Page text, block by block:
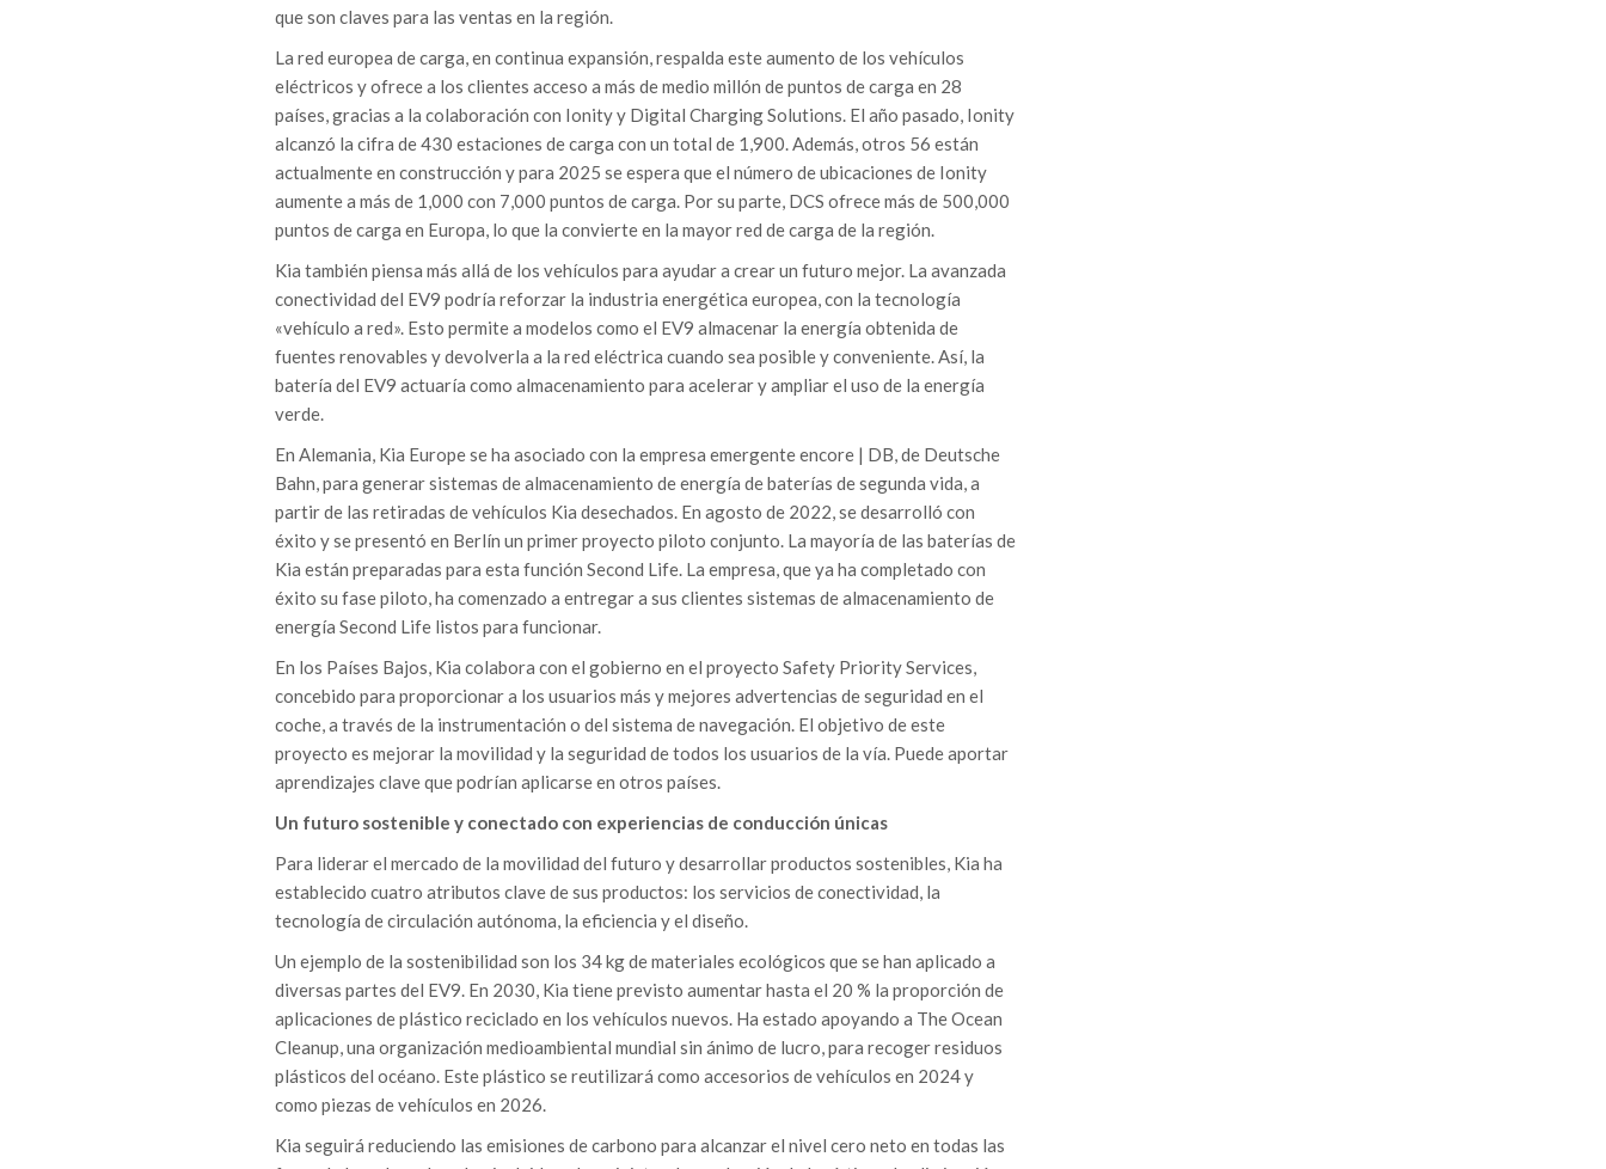
que son claves para las ventas en la región.
La red europea de carga, en continua expansión, respalda este aumento de los vehículos
eléctricos y ofrece a los clientes acceso a más de medio millón de puntos de carga en 28
países, gracias a la colaboración con Ionity y Digital Charging Solutions. El año pasado, Ionity
alcanzó la cifra de 430 estaciones de carga con un total de 1,900. Además, otros 56 están
actualmente en construcción y para 2025 se espera que el número de ubicaciones de Ionity
aumente a más de 1,000 con 7,000 puntos de carga. Por su parte, DCS ofrece más de 500,000
puntos de carga en Europa, lo que la convierte en la mayor red de carga de la región.
Kia también piensa más allá de los vehículos para ayudar a crear un futuro mejor. La avanzada
conectividad del EV9 podría reforzar la industria energética europea, con la tecnología
«vehículo a red». Esto permite a modelos como el EV9 almacenar la energía obtenida de
fuentes renovables y devolverla a la red eléctrica cuando sea posible y conveniente. Así, la
batería del EV9 actuaría como almacenamiento para acelerar y ampliar el uso de la energía
verde.
En Alemania, Kia Europe se ha asociado con la empresa emergente encore | DB, de Deutsche
Bahn, para generar sistemas de almacenamiento de energía de baterías de segunda vida, a
partir de las retiradas de vehículos Kia desechados. En agosto de 2022, se desarrolló con
éxito y se presentó en Berlín un primer proyecto piloto conjunto. La mayoría de las baterías de
Kia están preparadas para esta función Second Life. La empresa, que ya ha completado con
éxito su fase piloto, ha comenzado a entregar a sus clientes sistemas de almacenamiento de
energía Second Life listos para funcionar.
En los Países Bajos, Kia colabora con el gobierno en el proyecto Safety Priority Services,
concebido para proporcionar a los usuarios más y mejores advertencias de seguridad en el
coche, a través de la instrumentación o del sistema de navegación. El objetivo de este
proyecto es mejorar la movilidad y la seguridad de todos los usuarios de la vía. Puede aportar
aprendizajes clave que podrían aplicarse en otros países.
Un futuro sostenible y conectado con experiencias de conducción únicas
Para liderar el mercado de la movilidad del futuro y desarrollar productos sostenibles, Kia ha
establecido cuatro atributos clave de sus productos: los servicios de conectividad, la
tecnología de circulación autónoma, la eficiencia y el diseño.
Un ejemplo de la sostenibilidad son los 34 kg de materiales ecológicos que se han aplicado a
diversas partes del EV9. En 2030, Kia tiene previsto aumentar hasta el 20 % la proporción de
aplicaciones de plástico reciclado en los vehículos nuevos. Ha estado apoyando a The Ocean
Cleanup, una organización medioambiental mundial sin ánimo de lucro, para recoger residuos
plásticos del océano. Este plástico se reutilizará como accesorios de vehículos en 2024 y
como piezas de vehículos en 2026.
Kia seguirá reduciendo las emisiones de carbono para alcanzar el nivel cero neto en todas las